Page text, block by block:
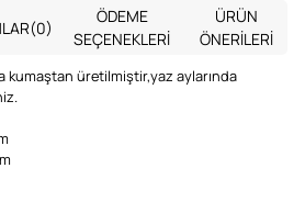
(0)
ÖDEME
SEÇENEKLERI
ÜRÜN
ÖNERILERI
üretilmiştir,yaz aylarında